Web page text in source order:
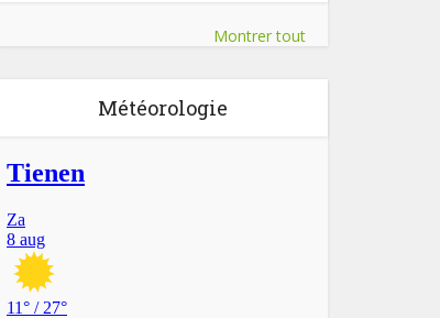
Montrer tout
Météorologie